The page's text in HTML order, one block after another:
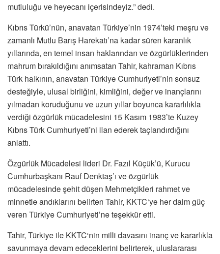
mutluluğu ve heyecanı içerisindeyiz.” dedi.
Kıbrıs Türkü’nün, anavatan Türkiye’nin 1974’teki meşru ve
zamanlı Mutlu Barış Harekatı’na kadar süren karanlık
yıllarında, en temel insan haklarından ve özgürlüklerinden
mahrum bırakıldığını anımsatan Tahir, kahraman Kıbrıs
Türk halkının, anavatan Türkiye Cumhuriyeti’nin sonsuz
desteğiyle, ulusal birliğini, kimliğini, değer ve inançlarını
yılmadan koruduğunu ve uzun yıllar boyunca kararlılıkla
verdiği özgürlük mücadelesini 15 Kasım 1983’te Kuzey
Kıbrıs Türk Cumhuriyeti’ni ilan ederek taçlandırdığını
anlattı.
Özgürlük Mücadelesi lideri Dr. Fazıl Küçük’ü, Kurucu
Cumhurbaşkanı Rauf Denktaş’ı ve özgürlük
mücadelesinde şehit düşen Mehmetçikleri rahmet ve
minnetle andıklarını belirten Tahir, KKTC‘ye her daim güç
veren Türkiye Cumhuriyeti’ne teşekkür etti.
Tahir, Türkiye ile KKTC‘nin milli davasını inanç ve kararlıkla
savunmaya devam edeceklerini belirterek, uluslararası